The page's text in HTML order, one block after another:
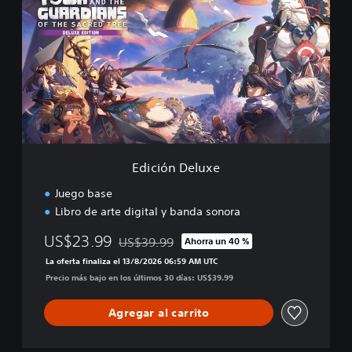
f
h
e
S
a
c
r
e
i
c
i
ó
n
D
e
l
u
x
Edición Deluxe
Juego base
Libro de arte digital y banda sonora
US$23.99 Rebajado del precio original de US$39.99
US$39.99 Ahorra un 40 %
La oferta finaliza el 13/8/2026 06:59 AM UTC
Precio más bajo en los últimos 30 días: US$39.99
Agregar al carrito